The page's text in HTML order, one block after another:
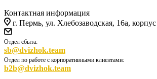
Контактная информация
г. Пермь, ул. Хлебозаводская, 16а, корпус
Отдел сбыта:
sb@dvizhok.team
Отдел по работе с корпоративными клиентами:
b2b@dvizhok.team